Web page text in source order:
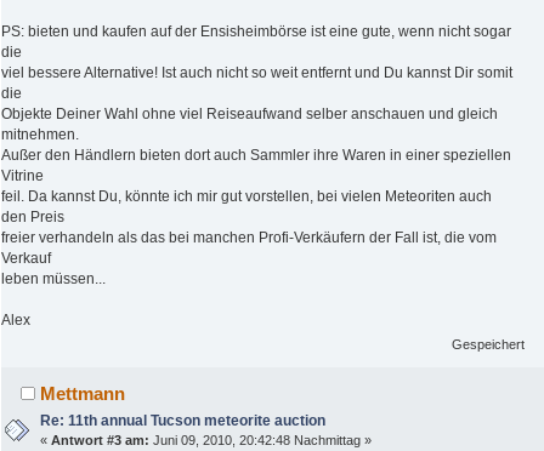
PS: bieten und kaufen auf der Ensisheimbörse ist eine gute, wenn nicht sogar
die
viel bessere Alternative! Ist auch nicht so weit entfernt und Du kannst Dir somit
die
Objekte Deiner Wahl ohne viel Reiseaufwand selber anschauen und gleich
mitnehmen.
Außer den Händlern bieten dort auch Sammler ihre Waren in einer speziellen
Vitrine
feil. Da kannst Du, könnte ich mir gut vorstellen, bei vielen Meteoriten auch
den Preis
freier verhandeln als das bei manchen Profi-Verkäufern der Fall ist, die vom
Verkauf
leben müssen...
Alex
Gespeichert
Mettmann
Re: 11th annual Tucson meteorite auction
«Antwort #3 am: Juni 09, 2010, 20:42:48 Nachmittag »